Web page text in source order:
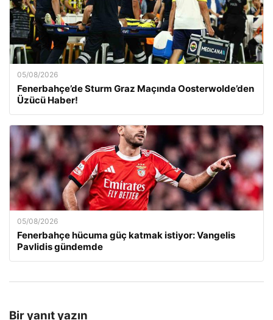
05/08/2026
Fenerbahçe’de Sturm Graz Maçında Oosterwolde’den
Üzücü Haber!
05/08/2026
Fenerbahçe hücuma güç katmak istiyor: Vangelis
Pavlidis gündemde
Bir yanıt yazın